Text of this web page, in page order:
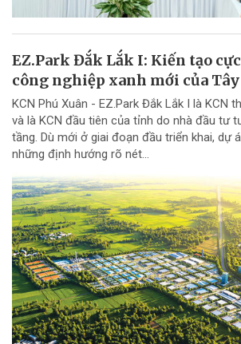
EZ.Park Đắk Lắk I: Kiến tạo
công nghiệp xanh mới của
KCN Phú Xuân - EZ.Park Đắk Lắk I là KCN
và là KCN đầu tiên của tỉnh do nhà đầu tư
tầng. Dù mới ở giai đoạn đầu triển khai, dự
những định hướng rõ nét...